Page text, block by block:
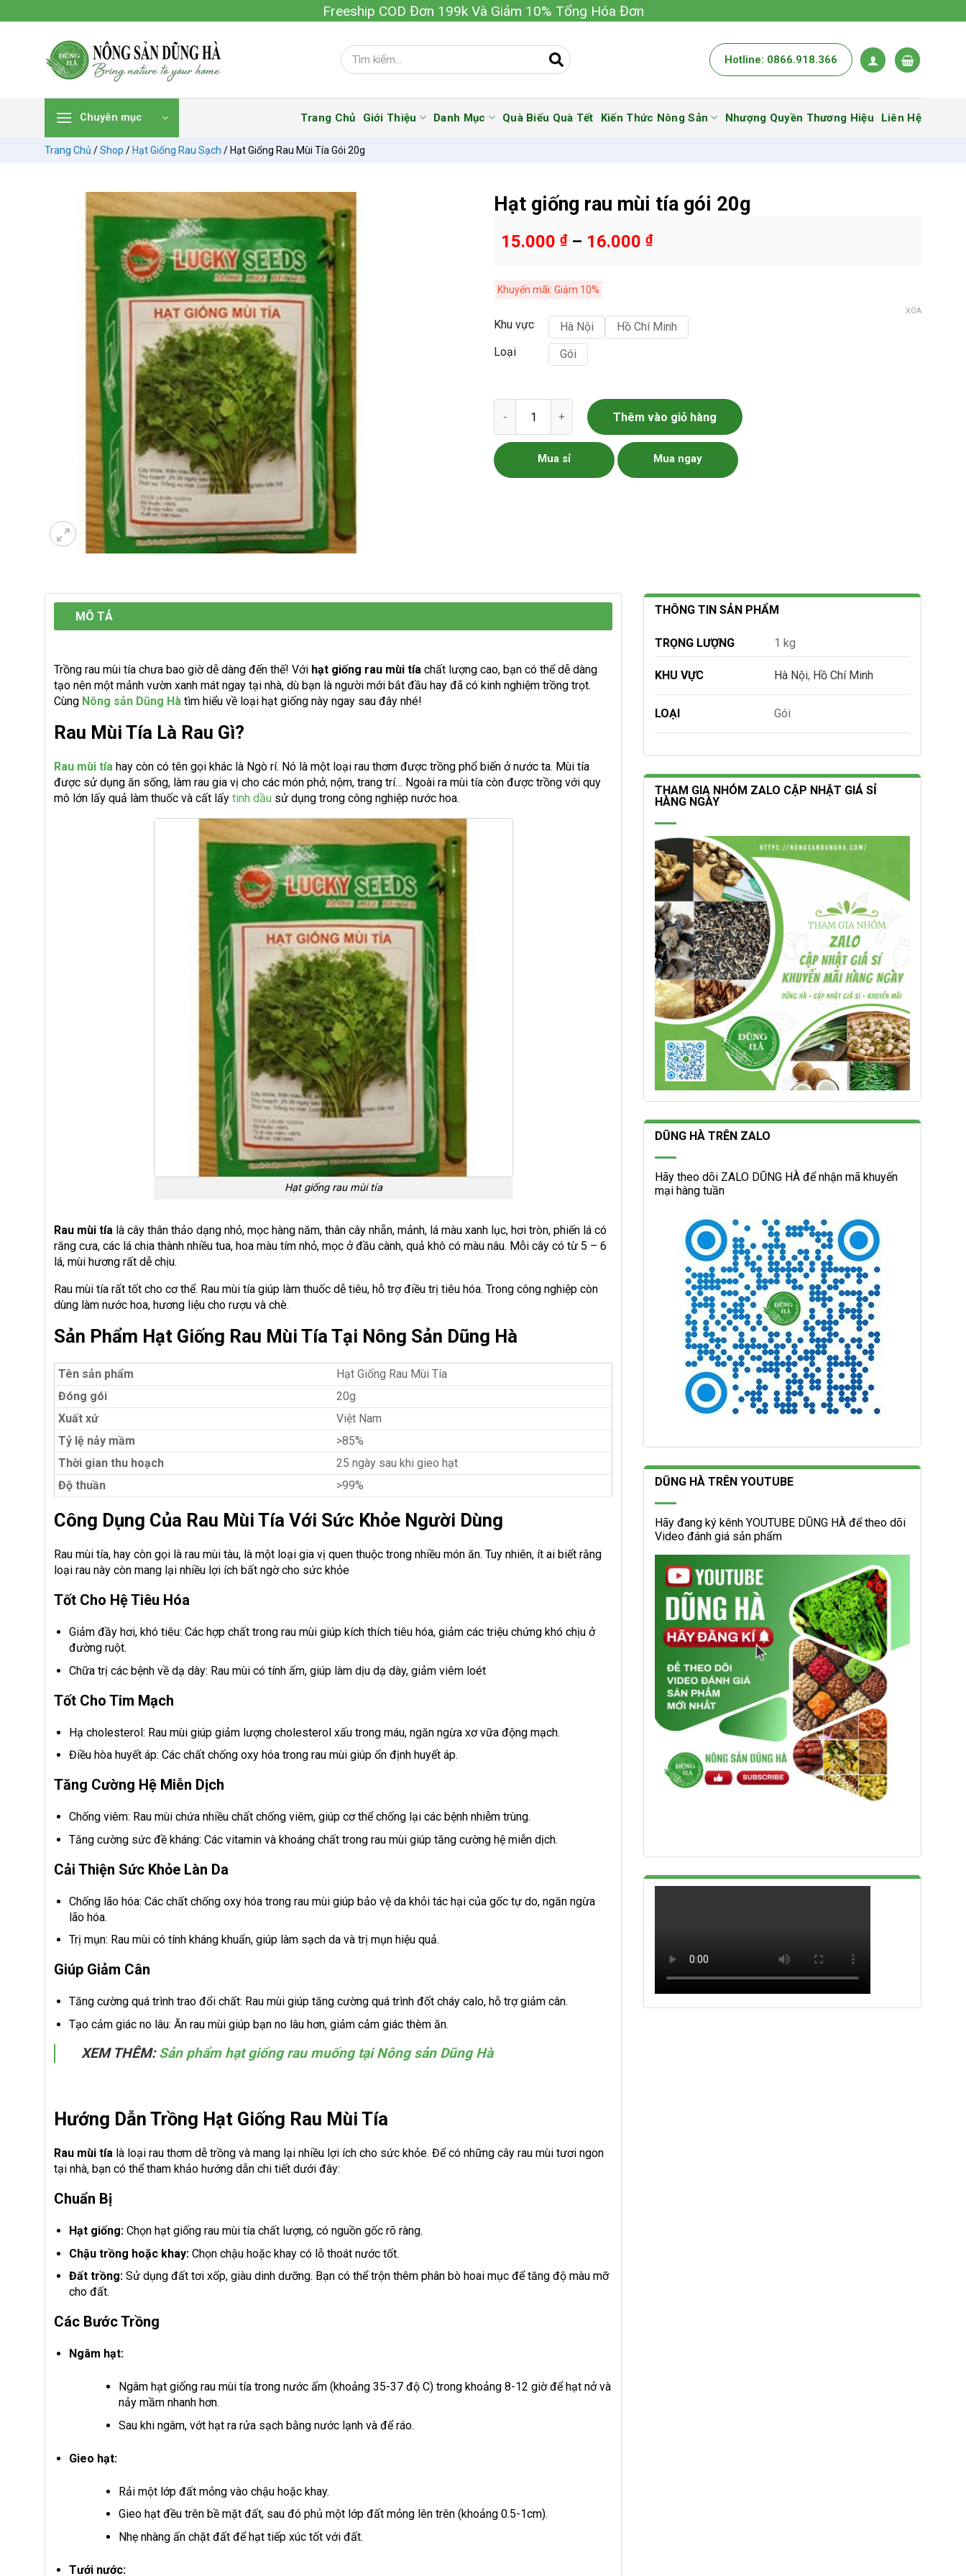
đến
Freeship COD Đơn 199k Và Giảm 10% Tổng Hóa Đơn
Hotline: 0866.918.366
Chuyên mục Trang Chủ Giới Thiệu Danh Mục Quà Biếu Quà Tết Kiến Thức Nông Sản Nhượng Quyền Thương Hiệu Liên Hệ
Trang Chủ /Shop / Hạt Giống Rau Sạch / Hạt Giống Rau Mùi Tía Gói 20g
Hạt giống rau mùi tía gói 20g
15.000 ₫– 16.000 ₫
Khuyến mãi: Giảm 10%
Khu vực Hà Nội
Hồ Chí Minh
Loại
Gói
XÓA
Hạt giống rau mùi tía gói 20g số lượng
Thêm vào giỏ hàng
Mua sỉ Mua ngay
MÔ TẢ
Trồng rau mùi tía chưa bao giờ dễ dàng đến thế! Với hạt giống rau mùi tía chất lượng cao, bạn có thể dễ dàng
tạo nên một mảnh vườn xanh mát ngay tại nhà, dù bạn là người mới bắt đầu hay đã có kinh nghiệm trồng trọt.
Cùng Nông sản Dũng Hà tìm hiểu về loại hạt giống này ngay sau đây nhé!
Rau Mùi Tía Là Rau Gì?
Rau mùi tía hay còn có tên gọi khác là Ngò rí. Nó là một loại rau thơm được trồng phổ biến ở nước ta. Mùi tía
được sử dụng ăn sống, làm rau gia vị cho các món phở, nộm, trang trí… Ngoài ra mùi tía còn được trồng với quy
mô lớn lấy quả làm thuốc và cất lấy tinh dầu sử dụng trong công nghiệp nước hoa.
Hạt giống rau mùi tía
Rau mùi tía là cây thân thảo dạng nhỏ, mọc hàng năm, thân cây nhẵn, mảnh, lá màu xanh lục, hơi tròn, phiến lá có
răng cưa, các lá chia thành nhiều tua, hoa màu tím nhỏ, mọc ở đầu cành, quả khô có màu nâu. Mỗi cây có từ 5 – 6
lá, mùi hương rất dễ chịu.
Rau mùi tía rất tốt cho cơ thể. Rau mùi tía giúp làm thuốc dễ tiêu, hỗ trợ điều trị tiêu hóa. Trong công nghiệp còn
dùng làm nước hoa, hương liệu cho rượu và chè.
Sản Phẩm Hạt Giống Rau Mùi Tía Tại Nông Sản Dũng Hà
Tên sản phẩm
Hạt Giống Rau Mùi Tía
Đóng gói
20g
Xuất xứ
Việt Nam
Tỷ lệ nảy mầm
>85%
Thời gian thu hoạch
25 ngày sau khi gieo hạt
Độ thuần
>99%
Công Dụng Của Rau Mùi Tía Với Sức Khỏe Người Dùng
Rau mùi tía, hay còn gọi là rau mùi tàu, là một loại gia vị quen thuộc trong nhiều món ăn. Tuy nhiên, ít ai biết rằng
loại rau này còn mang lại nhiều lợi ích bất ngờ cho sức khỏe
Tốt Cho Hệ Tiêu Hóa
Giảm đầy hơi, khó tiêu: Các hợp chất trong rau mùi giúp kích thích tiêu hóa, giảm các triệu chứng khó chịu ở
đường ruột.
Chữa trị các bệnh về dạ dày: Rau mùi có tính ấm, giúp làm dịu dạ dày, giảm viêm loét
Tốt Cho Tim Mạch
Hạ cholesterol: Rau mùi giúp giảm lượng cholesterol xấu trong máu, ngăn ngừa xơ vữa động mạch.
Điều hòa huyết áp: Các chất chống oxy hóa trong rau mùi giúp ổn định huyết áp.
Tăng Cường Hệ Miễn Dịch
Chống viêm: Rau mùi chứa nhiều chất chống viêm, giúp cơ thể chống lại các bệnh nhiễm trùng.
Tăng cường sức đề kháng: Các vitamin và khoáng chất trong rau mùi giúp tăng cường hệ miễn dịch.
Cải Thiện Sức Khỏe Làn Da
Chống lão hóa: Các chất chống oxy hóa trong rau mùi giúp bảo vệ da khỏi tác hại của gốc tự do, ngăn ngừa
lão hóa.
Trị mụn: Rau mùi có tính kháng khuẩn, giúp làm sạch da và trị mụn hiệu quả.
Giúp Giảm Cân
Tăng cường quá trình trao đổi chất: Rau mùi giúp tăng cường quá trình đốt cháy calo, hỗ trợ giảm cân.
Tạo cảm giác no lâu: Ăn rau mùi giúp bạn no lâu hơn, giảm cảm giác thèm ăn.
XEM THÊM:Sản phẩm hạt giống rau muống tại Nông sản Dũng Hà
Hướng Dẫn Trồng Hạt Giống Rau Mùi Tía
Rau mùi tía là loại rau thơm dễ trồng và mang lại nhiều lợi ích cho sức khỏe. Để có những cây rau mùi tươi ngon
tại nhà, bạn có thể tham khảo hướng dẫn chi tiết dưới đây:
Chuẩn Bị
Hạt giống:Chọn hạt giống rau mùi tía chất lượng, có nguồn gốc rõ ràng.
Chậu trồng hoặc khay:Chọn chậu hoặc khay có lỗ thoát nước tốt.
Đất trồng:Sử dụng đất tơi xốp, giàu dinh dưỡng. Bạn có thể trộn thêm phân bò hoai mục để tăng độ màu mỡ
cho đất.
Các Bước Trồng
Ngâm hạt:
Ngâm hạt giống rau mùi tía trong nước ấm (khoảng 35-37 độ C) trong khoảng 8-12 giờ để hạt nở và
nảy mầm nhanh hơn.
Sau khi ngâm, vớt hạt ra rửa sạch bằng nước lạnh và để ráo.
Gieo hạt:
Rải một lớp đất mỏng vào chậu hoặc khay.
Gieo hạt đều trên bề mặt đất, sau đó phủ một lớp đất mỏng lên trên (khoảng 0.5-1cm).
Nhẹ nhàng ấn chặt đất để hạt tiếp xúc tốt với đất.
Tưới nước:
THÔNG TIN SẢN PHẨM
TRỌNG LƯỢNG 1 kg
KHU VỰC Hà Nội, Hồ Chí Minh
LOẠI Gói
THAM GIA NHÓM ZALO CẬP NHẬT GIÁ SỈ
HÀNG NGÀY
DŨNG HÀ TRÊN ZALO
Hãy theo dõi ZALO DŨNG HÀ để nhận mã khuyến
mại hàng tuần
DŨNG HÀ TRÊN YOUTUBE
Hãy đang ký kênh YOUTUBE DŨNG HÀ để theo dõi
Video đánh giá sản phẩm